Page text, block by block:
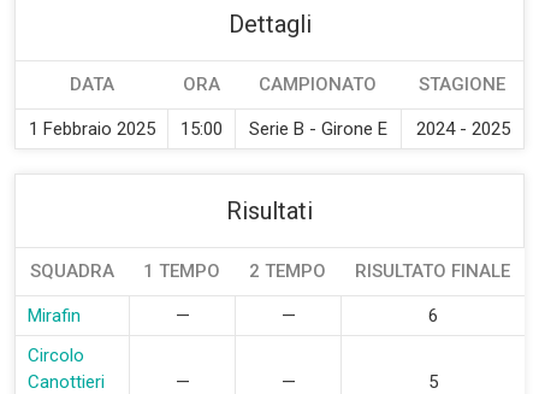
Dettagli
DATA ORA CAMPIONATO STAGIONE
1 Febbraio 2025 15:00 Serie B - Girone E 2024 - 2025
Risultati
SQUADRA 1 TEMPO 2 TEMPO RISULTATO FINALE
Mirafin — —
6
Circolo
Canottieri
— — 5